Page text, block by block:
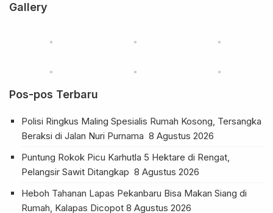
Gallery
Pos-pos Terbaru
Polisi Ringkus Maling Spesialis Rumah Kosong, Tersangka
Beraksi di Jalan Nuri Purnama 8 Agustus 2026
Puntung Rokok Picu Karhutla 5 Hektare di Rengat,
Pelangsir Sawit Ditangkap 8 Agustus 2026
Heboh Tahanan Lapas Pekanbaru Bisa Makan Siang di
Rumah, Kalapas Dicopot 8 Agustus 2026